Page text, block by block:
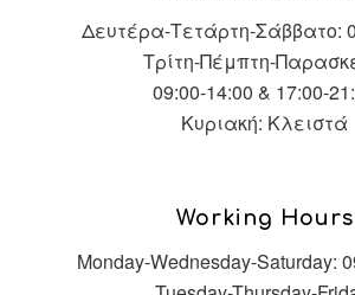
Δευτέρα-Τετάρτη-Σάββατο:
Τρίτη-Πέμπτη-
09:00-14:00 & 17:00-
Κυριακή: Κλειστά
Working Hours
Monday-Wednesday-Saturday: